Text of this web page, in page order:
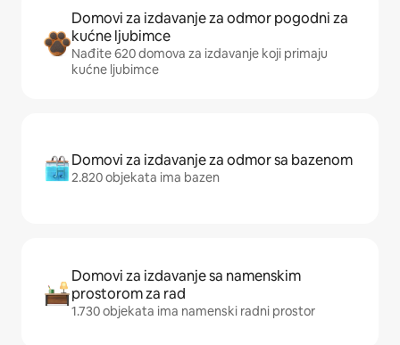
Domovi za izdavanje za odmor pogodni za
kućne ljubimce
Nađite 620 domova za izdavanje koji primaju
kućne ljubimce
Domovi za izdavanje za odmor sa bazenom
2.820 objekata ima bazen
Domovi za izdavanje sa namenskim
prostorom za rad
1.730 objekata ima namenski radni prostor